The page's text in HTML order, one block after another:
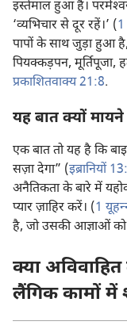
इस्तेमाल हुआ है।
‘व्यभिचार से दूर रहें।’ (
पापों के साथ जुड़ा हुआ
पियक्कड़पन, मूर्तिपूजा,
प्रकाशितवाक्य 21:8.
यह बात क्यों
एक बात तो यह है कि
सज़ा देगा” (इब्रानियों
अनैतिकता के बारे में
प्यार ज़ाहिर करें। (1
है, जो उसकी आज्ञाओं
क्या
लैंगिक कामों में